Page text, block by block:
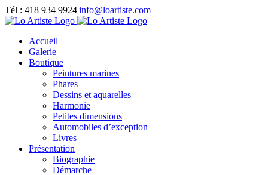
Passer
au
Tél : 418 934 9924|info@loartiste.com
Facebook
Instagram
Email
Pinterest
YouTube
Accueil
Galerie
Boutique
Peintures marines
Phares
Dessins et aquarelles
Harmonie
Petites dimensions
Automobiles d’exception
Livres
Présentation
Biographie
Démarche